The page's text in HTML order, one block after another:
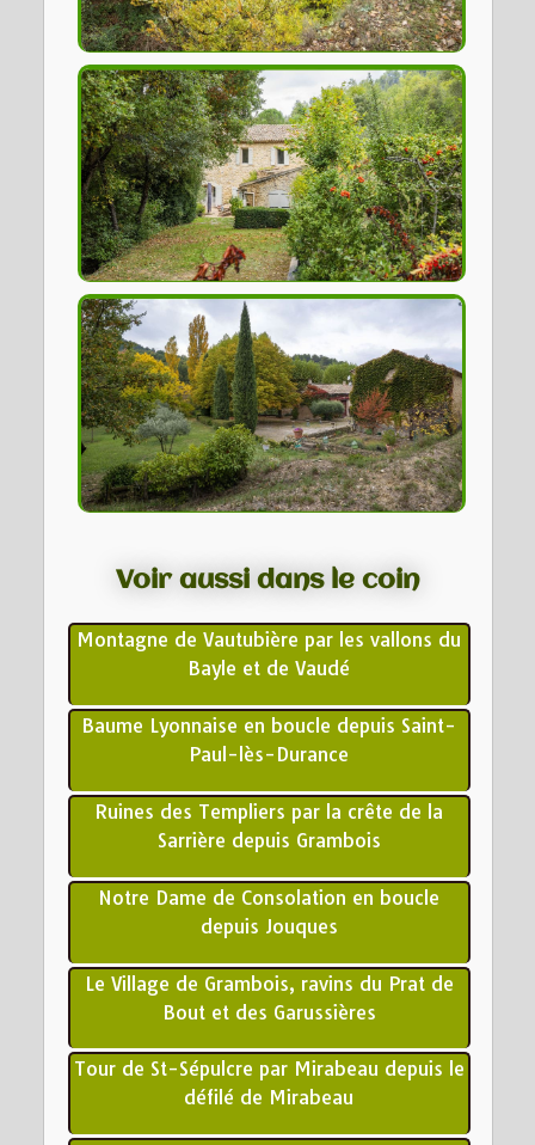
Voir aussi dans le coin
Montagne de Vautubière par les vallons du
Bayle et de Vaudé
Baume Lyonnaise en boucle depuis Saint-
Paul-lès-Durance
Ruines des Templiers par la crête de la
Sarrière depuis Grambois
Notre Dame de Consolation en boucle
depuis Jouques
Le Village de Grambois, ravins du Prat de
Bout et des Garussières
Tour de St-Sépulcre par Mirabeau depuis le
défilé de Mirabeau